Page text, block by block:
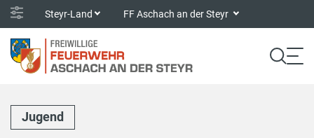
Steyr-Land FF Aschach an der Steyr
Jugend